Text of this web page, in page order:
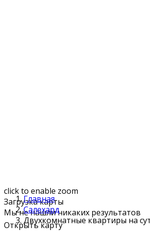
click to enable zoom
Загрузка карты
Мы не нашли никаких результатов
Открыть карту
Главная
Салехард
Двухкомнатные квартиры на